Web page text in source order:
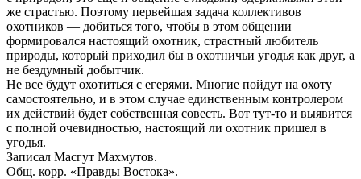
же страстью. Поэтому первейшая задача коллективов
охотников — добиться того, чтобы в этом общении
формировался настоящий охотник, страстный любитель
природы, который приходил бы в охотничьи угодья как друг, а
не бездумный добытчик.
Не все будут охотиться с егерями. Многие пойдут на охоту
самостоятельно, и в этом случае единственным контролером
их действий будет собственная совесть. Вот тут-то и выявится
с полной очевидностью, настоящий ли охотник пришел в
угодья.
Записал Масгут Махмутов.
Общ. корр. «Правды Востока».